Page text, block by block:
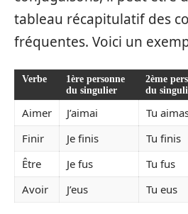
tableau récapitulatif des
fréquentes. Voici un
Verbe
1ère personne
du singulier
2ème
du
Aimer J’aimai Tu
Finir
Je finis Tu finis
Être
Je fus Tu fus
Avoir
J’eus Tu eus